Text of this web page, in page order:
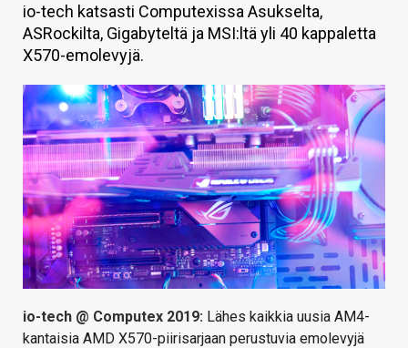
TIETOA
HINTA.FI
KAUPPA
VAIHDA TEEMA
HAKU
io-tech katsasti Computexissa Asukselta,
ASRockilta, Gigabyteltä ja MSI:ltä yli 40 kappaletta
X570-emolevyjä.
io-tech @ Computex 2019: Lähes kaikkia uusia AM4-
kantaisia AMD X570-piirisarjaan perustuvia emolevyjä